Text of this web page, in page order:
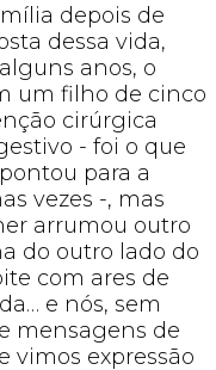
depois de
dessa vida,
anos, o
um filho de cinco
cirúrgica
- foi o que
para a
vezes -, mas
arrumou outro
do outro lado do
com ares de
e nós, sem
mensagens de
vimos expressão